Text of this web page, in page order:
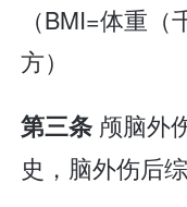
（BMI=体重
方）
第三条 颅脑外
史，脑外伤后